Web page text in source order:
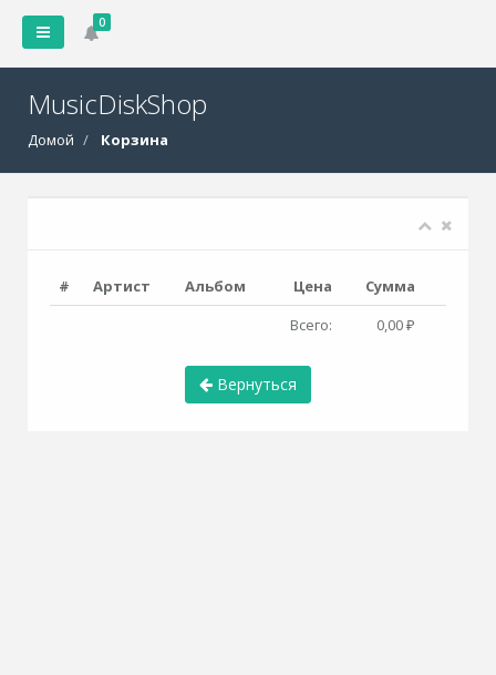
0
MusicDiskShop
Домой Корзина
# Артист Альбом Цена
Сумма
Всего:
0,00 ₽
Вернуться